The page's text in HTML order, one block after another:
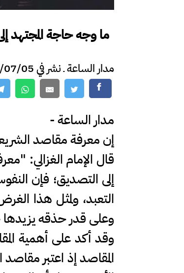
ما وجه حاجة المجتهد
مدار الساعة ـ نشر في 2025/07/05 الساعة 22:59
مدار الساعة -
إن معرفة مقاصد
قال الإمام الغزالي:
إلى التصديق؛ فإن
التعبد، ولمثل هذا
وعلى قدر حذقه يزيدها
وقد أكد على أهمية
المقاصد إذ اعتبر